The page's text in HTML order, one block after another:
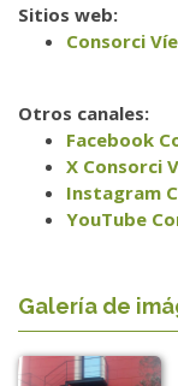
Sitios web:
Consorci
Otros canales:
Facebook
X Consorci
Instagram
YouTube
Galería de